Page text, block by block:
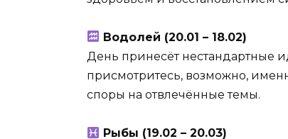
Водолей (20.01 – 18.02)
День принесёт нестандартные
присмотритесь, возможно,
споры на отвлечённые темы.
Рыбы (19.02 – 20.03)